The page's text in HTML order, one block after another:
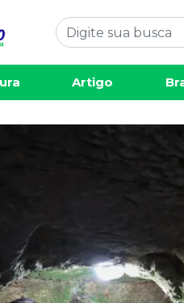
Artigo